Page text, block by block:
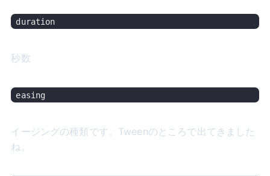
秒数
イージングの種類です。Tweenのところで出てきました
ね。